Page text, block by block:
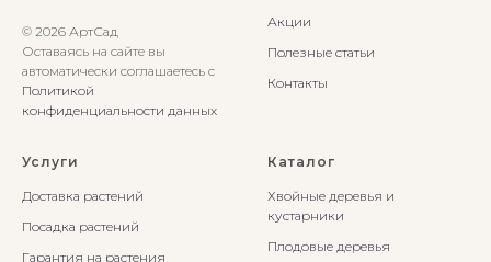
© 2026 АртСад
Оставаясь на сайте вы
автоматически соглашаетесь с
Политикой
конфиденциальности данных
Акции
Полезные статьи
Контакты
Услуги
Доставка растений
Посадка растений
Гарантия на растения
Каталог
Хвойные деревья и
кустарники
Плодовые деревья